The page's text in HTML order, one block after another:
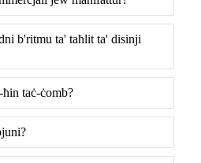
b'ritmu ta' taħlit ta' disinji
taċ-ċomb?